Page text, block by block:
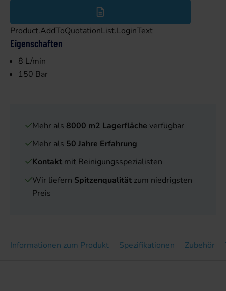
Product.AddToQuotationList.LoginText
Eigenschaften
8 L/min
150 Bar
Mehr als 8000 m2 Lagerfläche verfügbar
Mehr als 50 Jahre Erfahrung
Kontakt mit Reinigungsspezialisten
Wir liefern Spitzenqualität zum niedrigsten
Preis
Informationen zum Produkt Spezifikationen Zubehör